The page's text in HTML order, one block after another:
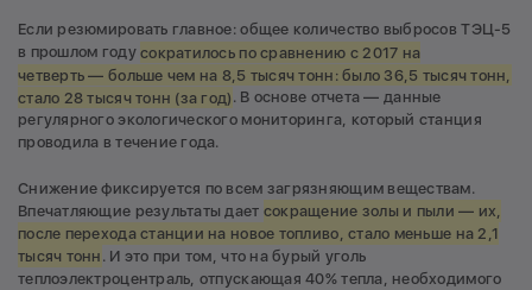
Если резюмировать главное: общее количество выбросов ТЭЦ-5
в прошлом годусократилось по сравнению с 2017 на
четверть — больше чем на 8,5 тысяч тонн: было 36,5 тысяч тонн,
стало 28 тысяч тонн (за год) . В основе отчета — данные
регулярного экологического мониторинга, который станция
проводила в течение года.
Снижение фиксируется по всем загрязняющим веществам.
Впечатляющие результаты дает сокращение золы и пыли — их,
после перехода станции на новое топливо, стало меньше на 2,1
тысяч тонн . И это при том, что на бурый уголь
теплоэлектроцентраль, отпускающая 40% тепла, необходимого